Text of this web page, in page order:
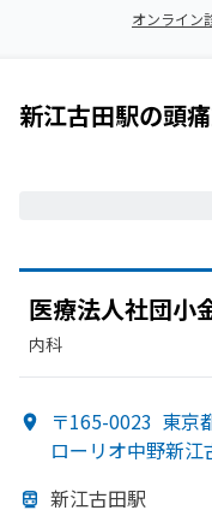
オンライン
新江古田駅の頭痛
医療法人社団小
内科
〒165-0023 東京
ローリオ中野新江
新江古田駅